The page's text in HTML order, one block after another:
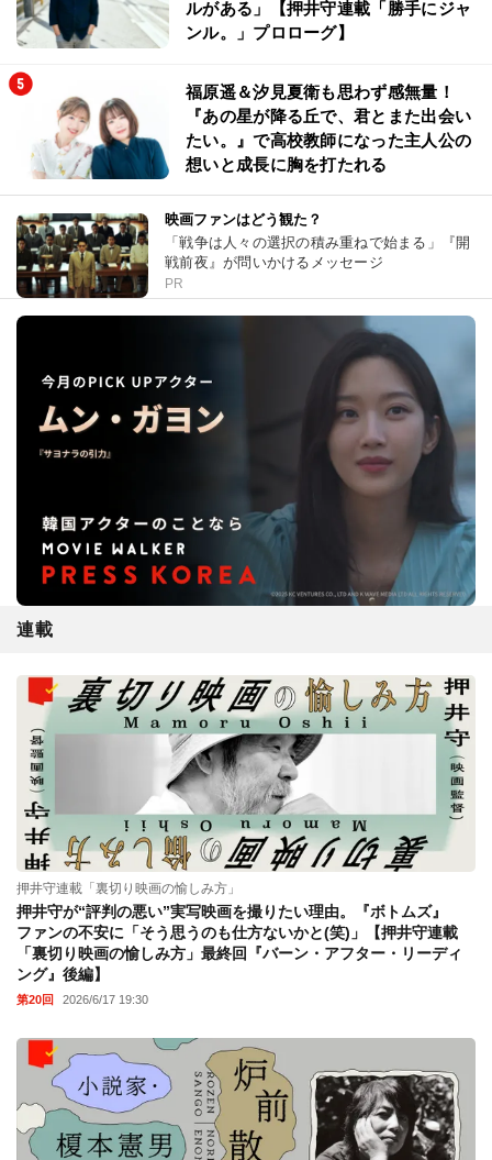
ルがある」【押井守連載「勝手にジャ
ンル。」プロローグ】
福原遥＆汐見夏衛も思わず感無量！
『あの星が降る丘で、君とまた出会い
たい。』で高校教師になった主人公の
想いと成長に胸を打たれる
映画ファンはどう観た？
「戦争は人々の選択の積み重ねで始まる」『開
戦前夜』が問いかけるメッセージ
PR
連載
押井守連載「裏切り映画の愉しみ方」
押井守が“評判の悪い”実写映画を撮りたい理由。『ボトムズ』
ファンの不安に「そう思うのも仕方ないかと(笑)」【押井守連載
「裏切り映画の愉しみ方」最終回『バーン・アフター・リーディ
ング』後編】
第20回 2026/6/17 19:30